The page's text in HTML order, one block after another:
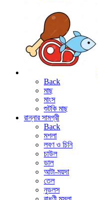
Back
মাছ
মাংস
শুটকি মাছ
রান্নার সামগ্রী
Back
মশলা
লবণ ও চিনি
চাউল
ডাল
আটা-ময়দা
তেল
নুডলস